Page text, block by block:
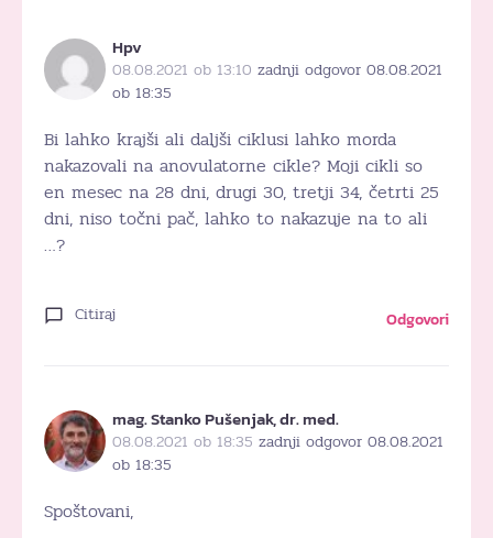
Hpv
08.08.2021 ob 13:10 zadnji odgovor 08.08.2021
ob 18:35
Bi lahko krajši ali daljši ciklusi lahko morda
nakazovali na anovulatorne cikle? Moji cikli so
en mesec na 28 dni, drugi 30, tretji 34, četrti 25
dni, niso točni pač, lahko to nakazuje na to ali
…?
Citiraj Odgovori
mag. Stanko Pušenjak, dr. med.
08.08.2021 ob 18:35 zadnji odgovor 08.08.2021
ob 18:35
Spoštovani,